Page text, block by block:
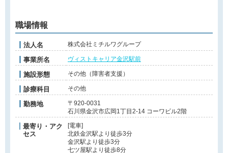
職場情報
法人名 株式会社ミチルワグループ
事業所名 ヴィストキャリア金沢駅前
施設形態 その他（障害者支援）
診療科目 その他
勤務地
〒920-0031
石川県金沢市広岡1丁目2-14 コーワビル2階
最寄り・アク
セス
[電車]
北鉄金沢駅より徒歩3分
金沢駅より徒歩3分
七ツ屋駅より徒歩8分